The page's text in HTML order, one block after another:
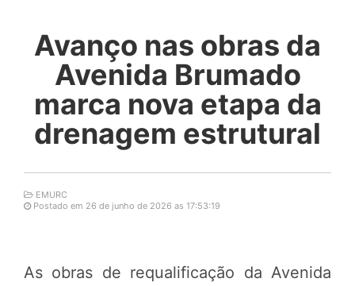
Avanço nas obras da
Avenida Brumado
marca nova etapa da
drenagem estrutural
EMURC
Postado em 26 de junho de 2026 as 17:53:19
As obras de requalificação da Avenida